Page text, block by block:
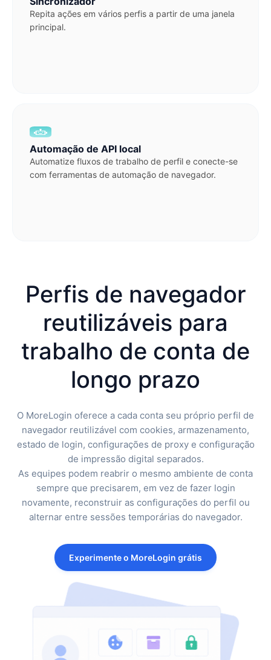
Repita ações em vários perfis a partir de uma janela
principal.
Automação de API local
Automatize fluxos de trabalho de perfil e conecte-se
com ferramentas de automação de navegador.
Perfis de navegador
reutilizáveis para
trabalho de conta de
longo prazo
O MoreLogin oferece a cada conta seu próprio perfil de
navegador reutilizável com cookies, armazenamento,
estado de login, configurações de proxy e configuração
de impressão digital separados.
As equipes podem reabrir o mesmo ambiente de conta
sempre que precisarem, em vez de fazer login
novamente, reconstruir as configurações do perfil ou
alternar entre sessões temporárias do navegador.
Experimente o MoreLogin grátis